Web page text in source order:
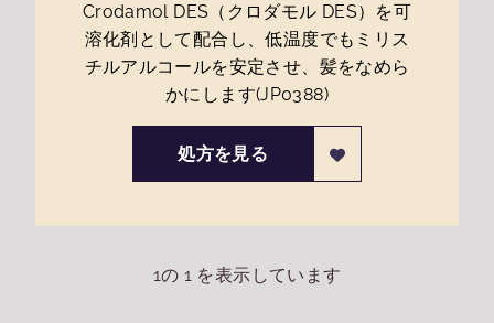
Crodamol DES（クロダモル DES）を可
溶化剤として配合し、低温度でもミリス
チルアルコールを安定させ、髪をなめら
かにします(JP0388)
処方を見る
1の 1 を表示しています